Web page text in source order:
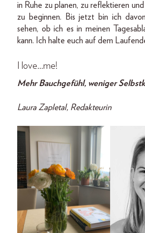
in Ruhe zu planen, zu reflektieren
zu beginnen. Bis jetzt bin ich
sehen, ob ich es in meinen
kann. Ich halte euch auf dem
I love…me!
Mehr Bauchgefühl, weniger
Laura Zapletal, Redakteurin